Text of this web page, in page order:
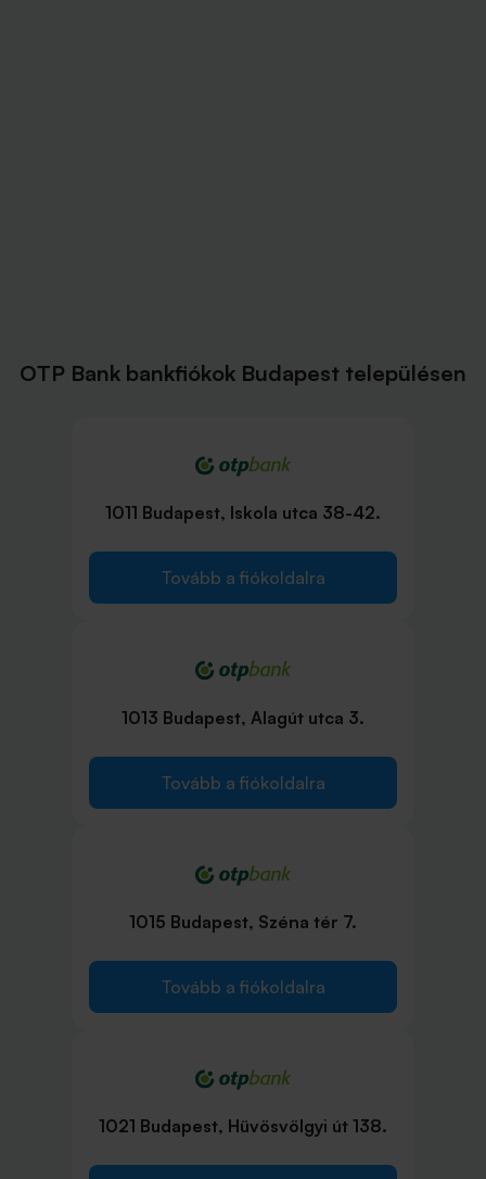
OTP Bank bankfiókok Budapest településen
1011 Budapest, Iskola utca 38-42.
Tovább a fiókoldalra
1013 Budapest, Alagút utca 3.
Tovább a fiókoldalra
1015 Budapest, Széna tér 7.
Tovább a fiókoldalra
1021 Budapest, Hüvösvölgyi út 138.